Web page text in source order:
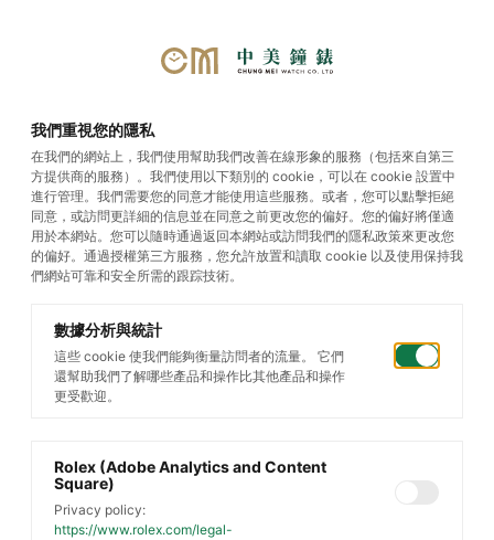
Black Bay One 36 S&G
我們重視您的隱私
在我們的網站上，我們使用幫助我們改善在線形象的服務（包括來自第三
方提供商的服務）。我們使用以下類別的 cookie，可以在 cookie 設置中
進行管理。我們需要您的同意才能使用這些服務。或者，您可以點擊拒絕
同意，或訪問更詳細的信息並在同意之前更改您的偏好。您的偏好將僅適
用於本網站。您可以隨時通過返回本網站或訪問我們的隱私政策來更改您
的偏好。通過授權第三方服務，您允許放置和讀取 cookie 以及使用保持我
們網站可靠和安全所需的跟踪技術。
數據分析與統計
這些 cookie 使我們能夠衡量訪問者的流量。 它們
還幫助我們了解哪些產品和操作比其他產品和操作
更受歡迎。
Rolex (Adobe Analytics and Content
Square)
Privacy policy:
https://www.rolex.com/legal-